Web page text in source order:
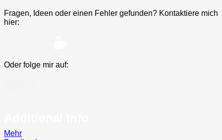
Fragen, Ideen oder einen Fehler gefunden? Kontaktiere mich
hier:
Oder folge mir auf:
Mehr